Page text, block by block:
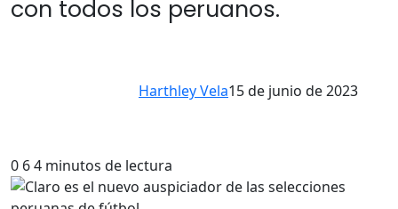
con todos los peruanos.
Harthley Vela15 de junio de 2023
0 64 minutos de lectura